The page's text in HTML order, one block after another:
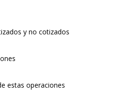
y no cotizados
estas operaciones